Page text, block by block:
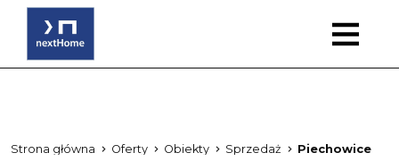
Strona główna Oferty Obiekty Sprzedaż Piechowice